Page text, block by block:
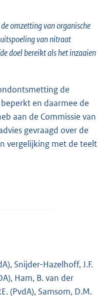
omzetting van organische
van nitraat
doel bereikt als het inzaaien
de
en daarmee de
aan de Commissie van
gevraagd over de
vergelijking met de teelt
Snijder-Hazelhoff, J.F.
Ham, B. van der
(PvdA), Samsom, D.M.